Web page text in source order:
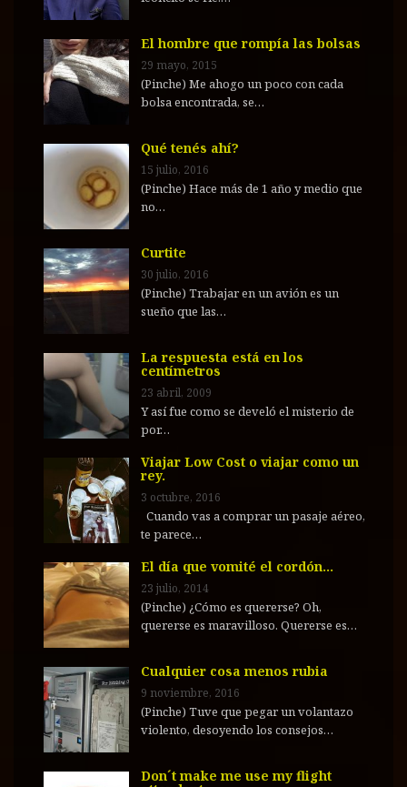
El hombre que rompía las bolsas
29 mayo, 2015
(Pinche) Me ahogo un poco con cada
bolsa encontrada, se…
Qué tenés ahí?
15 julio, 2016
(Pinche) Hace más de 1 año y medio que
no…
Curtite
30 julio, 2016
(Pinche) Trabajar en un avión es un
sueño que las…
La respuesta está en los
centímetros
23 abril, 2009
Y así fue como se develó el misterio de
por…
Viajar Low Cost o viajar como un
rey.
3 octubre, 2016
Cuando vas a comprar un pasaje aéreo,
te parece…
El día que vomité el cordón…
23 julio, 2014
(Pinche) ¿Cómo es quererse? Oh,
quererse es maravilloso. Quererse es…
Cualquier cosa menos rubia
9 noviembre, 2016
(Pinche) Tuve que pegar un volantazo
violento, desoyendo los consejos…
Don´t make me use my flight